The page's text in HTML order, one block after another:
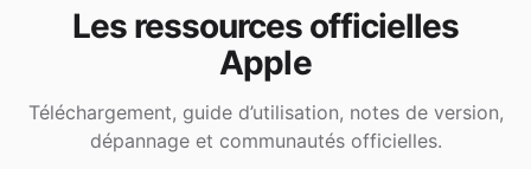
Les ressources officielles
Apple
Téléchargement, guide d’utilisation, notes de version,
dépannage et communautés officielles.